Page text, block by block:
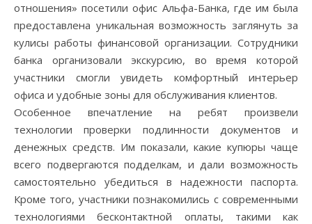
отношения» посетили офис Альфа-Банка, где им была
предоставлена уникальная возможность заглянуть за
кулисы работы финансовой организации. Сотрудники
банка организовали экскурсию, во время которой
участники смогли увидеть комфортный интерьер
офиса и удобные зоны для обслуживания клиентов.
Особенное впечатление на ребят произвели
технологии проверки подлинности документов и
денежных средств. Им показали, какие купюры чаще
всего подвергаются подделкам, и дали возможность
самостоятельно убедиться в надежности паспорта.
Кроме того, участники познакомились с современными
технологиями бесконтактной оплаты, такими как